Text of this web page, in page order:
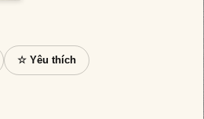
☆ Yêu thích